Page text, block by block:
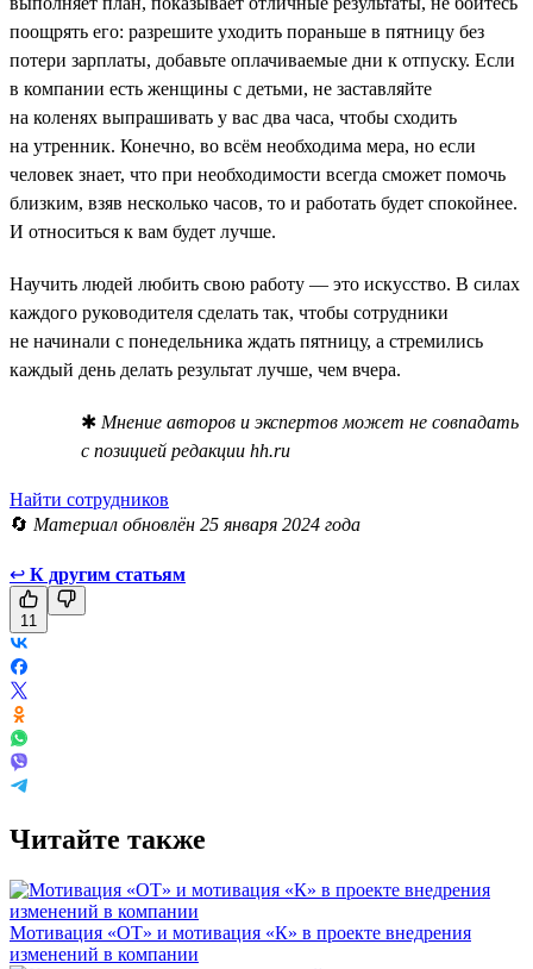
поощрять его: разрешите уходить пораньше в пятницу без
потери зарплаты, добавьте оплачиваемые дни к отпуску. Если
в компании есть женщины с детьми, не заставляйте
на коленях выпрашивать у вас два часа, чтобы сходить
на утренник. Конечно, во всём необходима мера, но если
человек знает, что при необходимости всегда сможет помочь
близким, взяв несколько часов, то и работать будет спокойнее.
И относиться к вам будет лучше.
Научить людей любить свою работу — это искусство. В силах
каждого руководителя сделать так, чтобы сотрудники
не начинали с понедельника ждать пятницу, а стремились
каждый день делать результат лучше, чем вчера.
✱ Мнение авторов и экспертов может не совпадать
с позицией редакции hh.ru
Найти сотрудников
🔄 Материал обновлён 25 января 2024 года
↩ К другим статьям
11
Читайте также
Мотивация «ОТ» и мотивация «К» в проекте внедрения
изменений в компании